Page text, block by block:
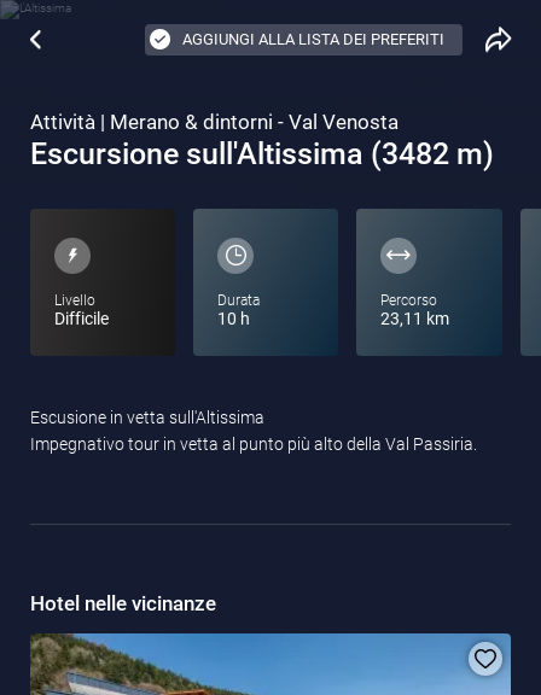
AGGIUNGI ALLA LISTA DEI PREFERITI
Attività | Merano & dintorni - Val Venosta
Escursione sull'Altissima (3482 m)
Livello
Difficile
Durata
10 h
Percorso
23,11 km
Escusione in vetta sull'Altissima
Impegnativo tour in vetta al punto più alto della Val Passiria.
Hotel nelle vicinanze